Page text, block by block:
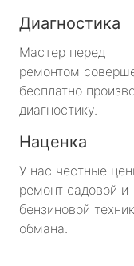
Важины
Вырица
Дружная Горка
Диагностика
Мастер перед
ремонтом
бесплатно
диагностику.
Наценка
У нас честные
ремонт садовой и
бензиновой
обмана.